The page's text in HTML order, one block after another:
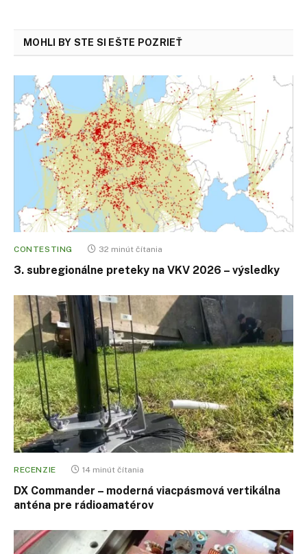
MOHLI BY STE SI EŠTE POZRIEŤ
CONTESTING 32 minút čítania
3. subregionálne preteky na VKV 2026 – výsledky
RECENZIE 14 minút čítania
DX Commander – moderná viacpásmová vertikálna
anténa pre rádioamatérov